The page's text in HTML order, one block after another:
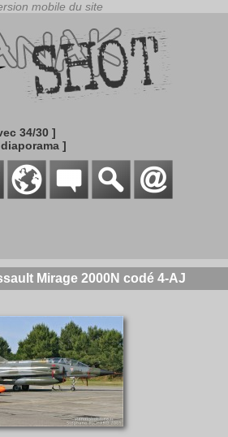
34/30 ]
]
Mirage 2000N codé 4-AJ